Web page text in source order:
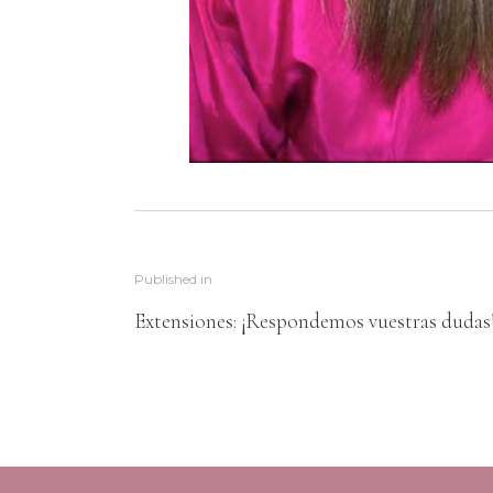
Published in
Extensiones: ¡Respondemos vuestras